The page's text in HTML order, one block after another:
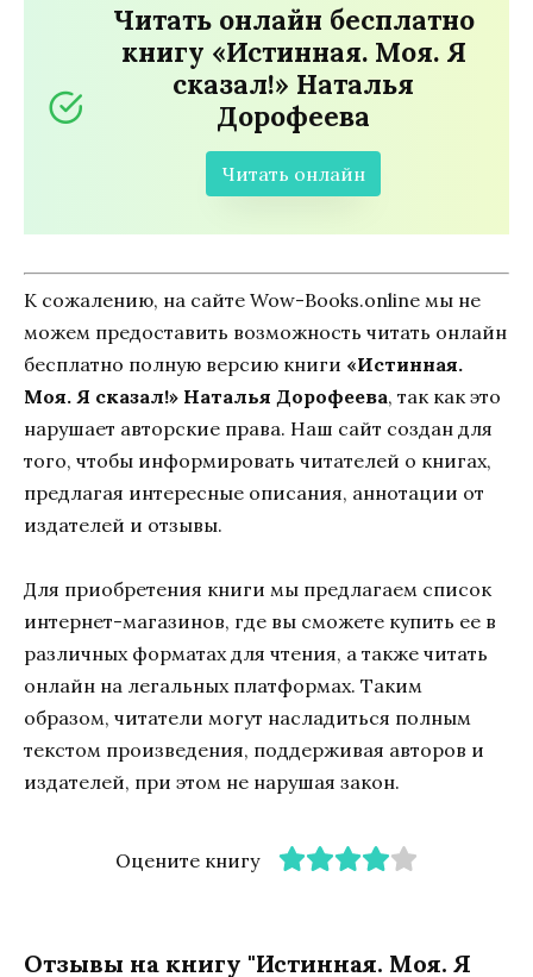
Читать онлайн бесплатно
книгу «Истинная. Моя. Я
сказал!» Наталья
Дорофеева
Читать онлайн
К сожалению, на сайте Wow-Books.online мы не
можем предоставить возможность читать онлайн
бесплатно полную версию книги «Истинная.
Моя. Я сказал!» Наталья Дорофеева, так как это
нарушает авторские права. Наш сайт создан для
того, чтобы информировать читателей о книгах,
предлагая интересные описания, аннотации от
издателей и отзывы.
Для приобретения книги мы предлагаем список
интернет-магазинов, где вы сможете купить ее в
различных форматах для чтения, а также читать
онлайн на легальных платформах. Таким
образом, читатели могут насладиться полным
текстом произведения, поддерживая авторов и
издателей, при этом не нарушая закон.
Оцените книгу
Отзывы на книгу "Истинная. Моя. Я